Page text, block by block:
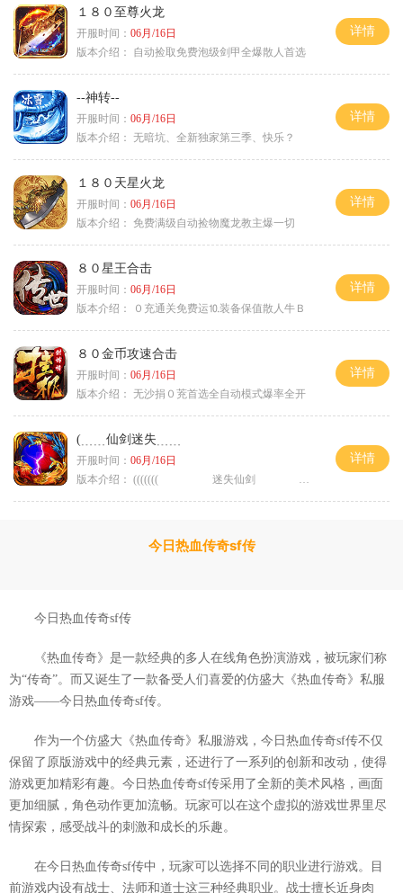
１８０至尊火龙
开服时间： 06月/16日
版本介绍：
自动捡取免费泡级剑甲全爆散人首选
详情
--神转--
开服时间： 06月/16日
版本介绍： 无暗坑、全新独家第三季、快乐？
详情
１８０天星火龙
开服时间： 06月/16日
版本介绍： 免费满级自动捡物魔龙教主爆一切
详情
８０星王合击
开服时间： 06月/16日
版本介绍：
０充通关免费运⒑装备保值散人牛Ｂ
详情
８０金币攻速合击
开服时间： 06月/16日
版本介绍： 无沙捐０茺首选全自动模式爆率全开
详情
(﹍﹍仙剑迷失﹍﹍
开服时间： 06月/16日
版本介绍： ((((((( 迷失仙剑 )))))
详情
今日热血传奇sf传
今日热血传奇sf传
《热血传奇》是一款经典的多人在线角色扮演游戏，被玩家们称
为“传奇”。而又诞生了一款备受人们喜爱的仿盛大《热血传奇》私服
游戏——今日热血传奇sf传。
作为一个仿盛大《热血传奇》私服游戏，今日热血传奇sf传不仅
保留了原版游戏中的经典元素，还进行了一系列的创新和改动，使得
游戏更加精彩有趣。今日热血传奇sf传采用了全新的美术风格，画面
更加细腻，角色动作更加流畅。玩家可以在这个虚拟的游戏世界里尽
情探索，感受战斗的刺激和成长的乐趣。
在今日热血传奇sf传中，玩家可以选择不同的职业进行游戏。目
前游戏内设有战士、法师和道士这三种经典职业。战士擅长近身肉